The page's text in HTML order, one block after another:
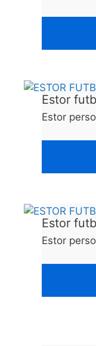
Estor
Estor
Estor
Estor